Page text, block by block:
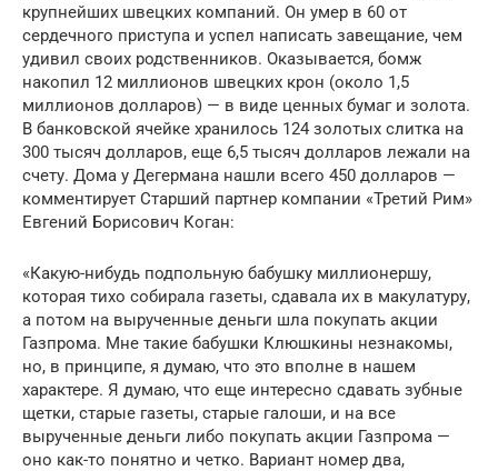
крупнейших швецких компаний. Он умер в 60 от
сердечного приступа и успел написать завещание, чем
удивил своих родственников. Оказывается, бомж
накопил 12 миллионов швецких крон (около 1,5
миллионов долларов) — в виде ценных бумаг и золота.
В банковской ячейке хранилось 124 золотых слитка на
300 тысяч долларов, еще 6,5 тысяч долларов лежали на
счету. Дома у Дегермана нашли всего 450 долларов —
комментирует Старший партнер компании «Третий Рим»
Евгений Борисович Коган:
«Какую-нибудь подпольную бабушку миллионершу,
которая тихо собирала газеты, сдавала их в макулатуру,
а потом на вырученные деньги шла покупать акции
Газпрома. Мне такие бабушки Клюшкины незнакомы,
но, в принципе, я думаю, что это вполне в нашем
характере. Я думаю, что еще интересно сдавать зубные
щетки, старые газеты, старые галоши, и на все
вырученные деньги либо покупать акции Газпрома —
оно как-то понятно и четко. Вариант номер два,